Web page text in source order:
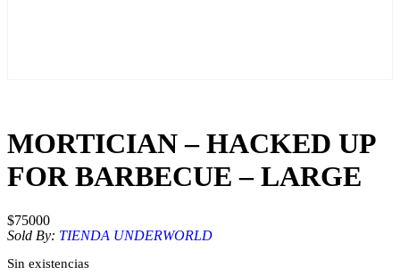
MORTICIAN – HACKED UP
FOR BARBECUE – LARGE
$75000
Sold By: TIENDA UNDERWORLD
Sin existencias